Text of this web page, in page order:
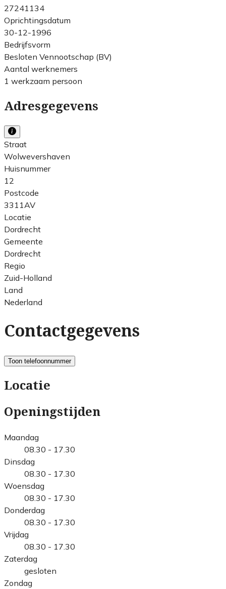
27241134
Oprichtingsdatum
30-12-1996
Bedrijfsvorm
Besloten Vennootschap (BV)
Aantal werknemers
1 werkzaam persoon
Adresgegevens
Straat
Wolwevershaven
Huisnummer
12
Postcode
3311AV
Locatie
Dordrecht
Gemeente
Dordrecht
Regio
Zuid-Holland
Land
Nederland
Contactgegevens
Toon telefoonnummer
Locatie
Openingstijden
Maandag
08.30 - 17.30
Dinsdag
08.30 - 17.30
Woensdag
08.30 - 17.30
Donderdag
08.30 - 17.30
Vrijdag
08.30 - 17.30
Zaterdag
gesloten
Zondag